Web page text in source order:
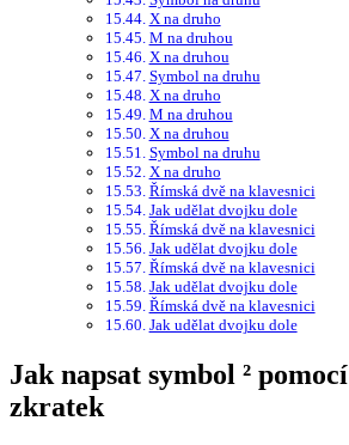
X na druho
M na druhou
X na druhou
Symbol na druhu
X na druho
M na druhou
X na druhou
Symbol na druhu
X na druho
Římská dvě na klavesnici
Jak udělat dvojku dole
Římská dvě na klavesnici
Jak udělat dvojku dole
Římská dvě na klavesnici
Jak udělat dvojku dole
Římská dvě na klavesnici
Jak udělat dvojku dole
Jak napsat symbol ²
zkratek